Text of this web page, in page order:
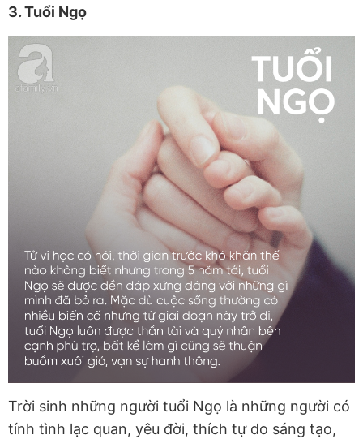
3. Tuổi Ngọ
Trời sinh những người tuổi Ngọ là những người có
tính tình lạc quan, yêu đời, thích tự do sáng tạo,